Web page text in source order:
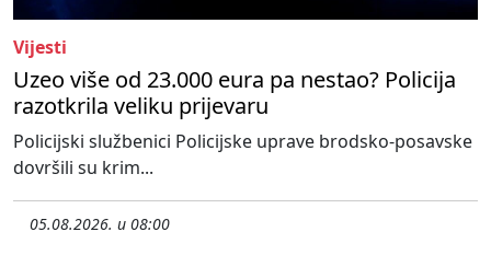
Vijesti
Uzeo više od 23.000 eura pa nestao? Policija
razotkrila veliku prijevaru
Policijski službenici Policijske uprave brodsko-posavske
dovršili su krim...
05.08.2026. u 08:00